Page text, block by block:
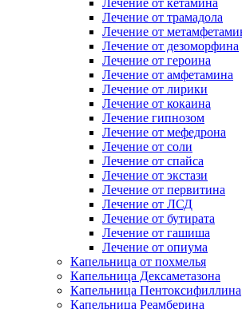
Лечение от кетамина
Лечение от трамадола
Лечение от
Лечение от дезоморфина
Лечение от героина
Лечение от амфетамина
Лечение от лирики
Лечение от кокаина
Лечение гипнозом
Лечение от мефедрона
Лечение от соли
Лечение от спайса
Лечение от экстази
Лечение от первитина
Лечение от ЛСД
Лечение от бутирата
Лечение от гашиша
Лечение от опиума
Капельница от похмелья
Капельница Дексаметазона
Капельница Пентоксифиллина
Капельница Реамберина